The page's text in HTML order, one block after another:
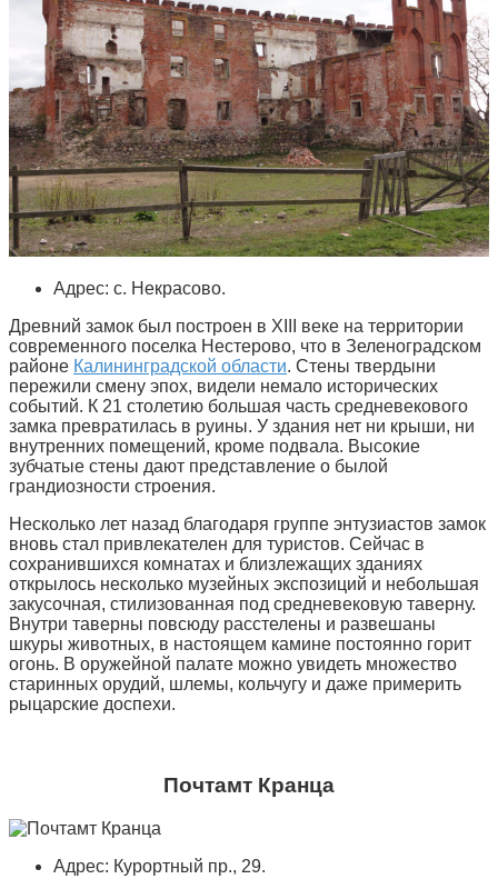
Адрес: с. Некрасово.
Древний замок был построен в XIII веке на территории
современного поселка Нестерово, что в Зеленоградском
районе Калининградской области. Стены твердыни
пережили смену эпох, видели немало исторических
событий. К 21 столетию большая часть средневекового
замка превратилась в руины. У здания нет ни крыши, ни
внутренних помещений, кроме подвала. Высокие
зубчатые стены дают представление о былой
грандиозности строения.
Несколько лет назад благодаря группе энтузиастов замок
вновь стал привлекателен для туристов. Сейчас в
сохранившихся комнатах и близлежащих зданиях
открылось несколько музейных экспозиций и небольшая
закусочная, стилизованная под средневековую таверну.
Внутри таверны повсюду расстелены и развешаны
шкуры животных, в настоящем камине постоянно горит
огонь. В оружейной палате можно увидеть множество
старинных орудий, шлемы, кольчугу и даже примерить
рыцарские доспехи.
Почтамт Кранца
Адрес: Курортный пр., 29.